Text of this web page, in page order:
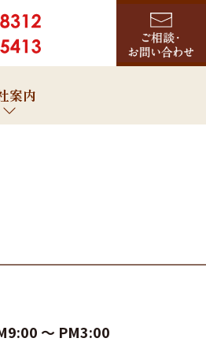
案内
～ PM3:00